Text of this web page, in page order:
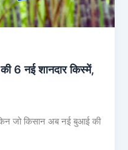
6 नई शानदार किस्में,
जो किसान अब नई बुआई की